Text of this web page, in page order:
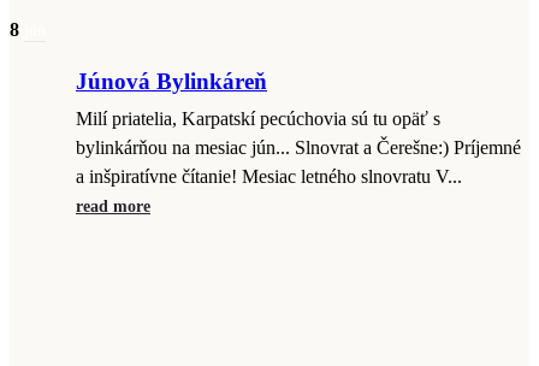
8
Júnová Bylinkáreň
Milí priatelia, Karpatskí pecúchovia sú tu opäť s
bylinkárňou na mesiac jún... Slnovrat a Čerešne:) Príjemné
a inšpiratívne čítanie! Mesiac letného slnovratu V...
read more